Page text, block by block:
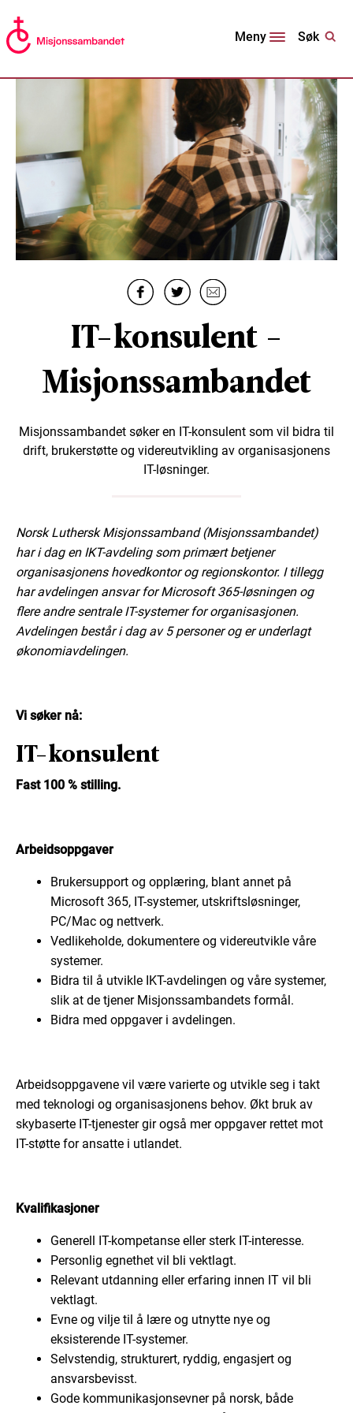
Meny Søk
IT-konsulent -
Misjonssambandet
Misjonssambandet søker en IT-konsulent som vil bidra til
drift, brukerstøtte og videreutvikling av organisasjonens
IT-løsninger.
Norsk Luthersk Misjonssamband (Misjonssambandet)
har i dag en IKT-avdeling som primært betjener
organisasjonens hovedkontor og regionskontor. I tillegg
har avdelingen ansvar for Microsoft 365-løsningen og
flere andre sentrale IT-systemer for organisasjonen.
Avdelingen består i dag av 5 personer og er underlagt
økonomiavdelingen.
Vi søker nå:
IT-konsulent
Fast 100 % stilling.
Arbeidsoppgaver
Brukersupport og opplæring, blant annet på
Microsoft 365, IT-systemer, utskriftsløsninger,
PC/Mac og nettverk.
Vedlikeholde, dokumentere og videreutvikle våre
systemer.
Bidra til å utvikle IKT-avdelingen og våre systemer,
slik at de tjener Misjonssambandets formål.
Bidra med oppgaver i avdelingen.
Arbeidsoppgavene vil være varierte og utvikle seg i takt
med teknologi og organisasjonens behov. Økt bruk av
skybaserte IT-tjenester gir også mer oppgaver rettet mot
IT-støtte for ansatte i utlandet.
Kvalifikasjoner
Generell IT-kompetanse eller sterk IT-interesse.
Personlig egnethet vil bli vektlagt.
Relevant utdanning eller erfaring innen IT vil bli
vektlagt.
Evne og vilje til å lære og utnytte nye og
eksisterende IT-systemer.
Selvstendig, strukturert, ryddig, engasjert og
ansvarsbevisst.
Gode kommunikasjonsevner på norsk, både